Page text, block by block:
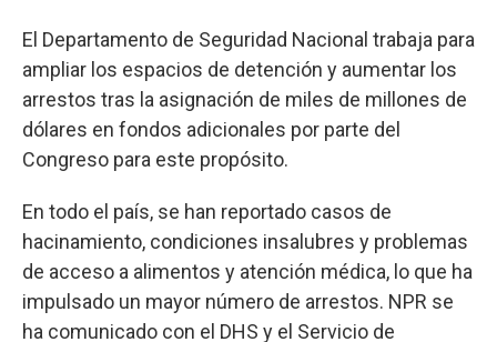
El Departamento de Seguridad Nacional trabaja para
ampliar los espacios de detención y aumentar los
arrestos tras la asignación de miles de millones de
dólares en fondos adicionales por parte del
Congreso para este propósito.
En todo el país, se han reportado casos de
hacinamiento, condiciones insalubres y problemas
de acceso a alimentos y atención médica, lo que ha
impulsado un mayor número de arrestos. NPR se
ha comunicado con el DHS y el Servicio de